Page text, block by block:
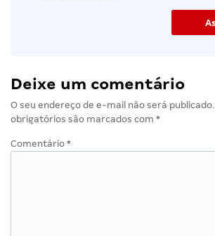
Deixe um comentário
O seu endereço de e-mail não será publicado.
obrigatórios são marcados com *
Comentário *